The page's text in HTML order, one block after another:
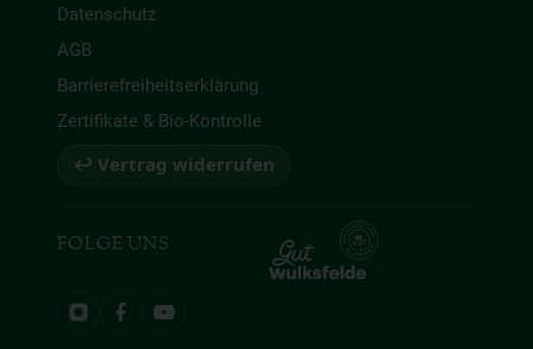
Datenschutz
AGB
Barrierefreiheitserklärung
Zertifikate & Bio-Kontrolle
↩ Vertrag widerrufen
FOLGE UNS